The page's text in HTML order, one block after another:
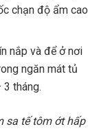
chạn độ ẩm cao
nắp và để ở nơi
ngăn mát tủ
tháng.
sa tế tôm ớt hấp